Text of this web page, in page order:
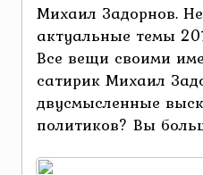
Михаил Задорнов.
актуальные темы
Все вещи своими
сатирик Михаил
двусмысленные
политиков? Вы